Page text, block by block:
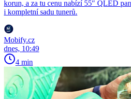
korun, a za tu cenu nabízí 55″ QLED
i kompletní sadu tunerů.
Mobify.cz
dnes, 10:49
4 min